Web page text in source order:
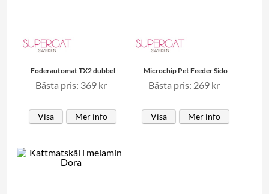
Foderautomat TX2 dubbel
Bästa pris: 369 kr
Visa Mer info
Microchip Pet Feeder Sido
Bästa pris: 269 kr
Visa Mer info